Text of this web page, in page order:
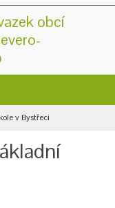
obcí
v Bystřeci